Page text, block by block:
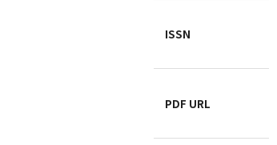
ISSN
PDF URL